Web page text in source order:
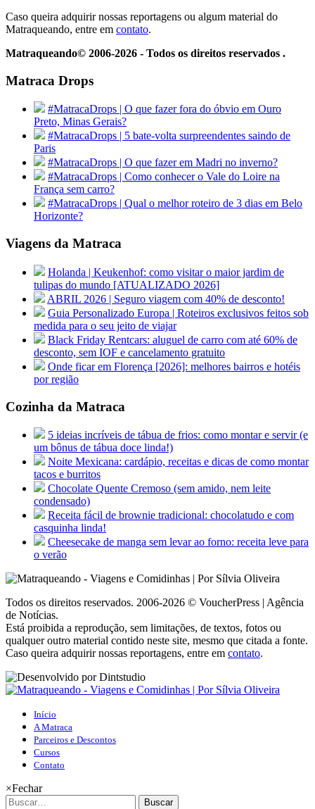
Caso queira adquirir nossas reportagens ou algum material do
Matraqueando, entre em contato.
Matraqueando© 2006-2026 - Todos os direitos reservados .
Matraca Drops
#MatracaDrops | O que fazer fora do óbvio em Ouro
Preto, Minas Gerais?
#MatracaDrops | 5 bate-volta surpreendentes saindo de
Paris
#MatracaDrops | O que fazer em Madri no inverno?
#MatracaDrops | Como conhecer o Vale do Loire na
França sem carro?
#MatracaDrops | Qual o melhor roteiro de 3 dias em Belo
Horizonte?
Viagens da Matraca
Holanda | Keukenhof: como visitar o maior jardim de
tulipas do mundo [ATUALIZADO 2026]
ABRIL 2026 | Seguro viagem com 40% de desconto!
Guia Personalizado Europa | Roteiros exclusivos feitos sob
medida para o seu jeito de viajar
Black Friday Rentcars: aluguel de carro com até 60% de
desconto, sem IOF e cancelamento gratuito
Onde ficar em Florença [2026]: melhores bairros e hotéis
por região
Cozinha da Matraca
5 ideias incríveis de tábua de frios: como montar e servir (e
um bônus de tábua doce linda!)
Noite Mexicana: cardápio, receitas e dicas de como montar
tacos e burritos
Chocolate Quente Cremoso (sem amido, nem leite
condensado)
Receita fácil de brownie tradicional: chocolatudo e com
casquinha linda!
Cheesecake de manga sem levar ao forno: receita leve para
o verão
Todos os direitos reservados. 2006-2026 © VoucherPress | Agência
de Notícias.
Está proibida a reprodução, sem limitações, de textos, fotos ou
qualquer outro material contido neste site, mesmo que citada a fonte.
Caso queira adquirir nossas reportagens, entre em contato.
Início
A Matraca
Parceiros e Descontos
Cursos
Contato
×Fechar
Buscar